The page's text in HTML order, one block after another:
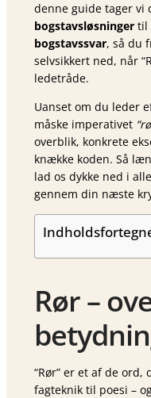
denne guide tager vi
bogstavsløsninger til
bogstavssvar, så du
selvsikkert ned, når
ledetråde.
Uanset om du leder
måske imperativet
overblik, konkrete
knække koden. Så
lad os dykke ned i
gennem din næste
Rør –
“Rør” er et af de
fagteknik til poesi –